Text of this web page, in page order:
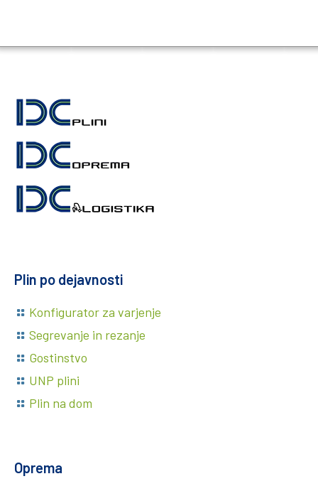
Plin po dejavnosti
Konfigurator za varjenje
Segrevanje in rezanje
Gostinstvo
UNP plini
Plin na dom
Oprema